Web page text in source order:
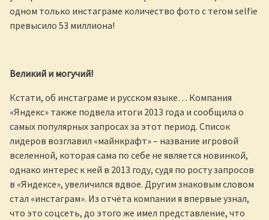
одном только инстаграме количество фото с тегом selfie
превысило 53 миллиона!
Великий и могучий!
Кстати, об инстаграме и русском языке… Компания
«Яндекс» также подвела итоги 2013 года и сообщила о
самых популярных запросах за этот период. Список
лидеров возглавил «майнкрафт» – название игровой
вселенной, которая сама по себе не является новинкой,
однако интерес к ней в 2013 году, судя по росту запросов
в «Яндексе», увеличился вдвое. Другим знаковым словом
стал «инстаграм». Из отчёта компании я впервые узнал,
что это соцсеть, до этого же имел представление, что